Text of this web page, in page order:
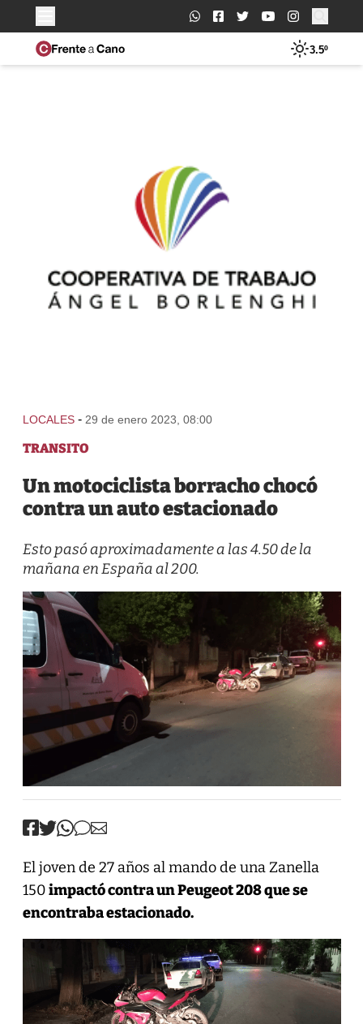
Buscar:
3.5º
LOCALES - 29 de enero 2023, 08:00
TRANSITO
Un motociclista borracho chocó
contra un auto estacionado
Esto pasó aproximadamente a las 4.50 de la
mañana en España al 200.
El joven de 27 años al mando de una Zanella
150impactó contra un Peugeot 208 que se
encontraba estacionado.